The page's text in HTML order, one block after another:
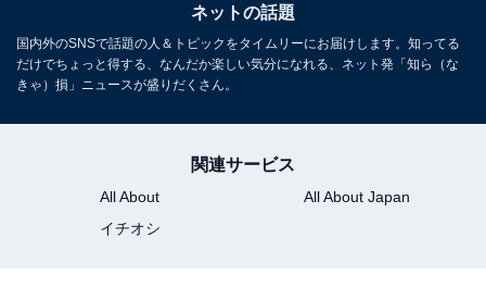
ネットの話題
国内外のSNSで話題の人＆トピックをタイムリーにお届けします。知ってる
だけでちょっと得する、なんだか楽しい気分になれる、ネット発「知ら（な
きゃ）損」ニュースが盛りだくさん。
関連サービス
All About
All About Japan
イチオシ